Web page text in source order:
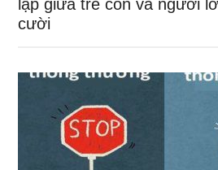
lập giữa trẻ con và người
cười